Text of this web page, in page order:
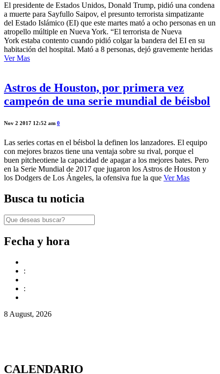
El presidente de Estados Unidos, Donald Trump, pidió una condena
a muerte para Sayfullo Saipov, el presunto terrorista simpatizante
del Estado Islámico (EI) que este martes mató a ocho personas en un
atropello múltiple en Nueva York. “El terrorista de Nueva
York estaba contento cuando pidió colgar la bandera del EI en su
habitación del hospital. Mató a 8 personas, dejó gravemente heridas
Ver Mas
Astros de Houston, por primera vez
campeón de una serie mundial de béisbol
Nov 2 2017 12:52 am 0
Las series cortas en el béisbol la definen los lanzadores. El equipo
con mejores brazos tiene una ventaja sobre su rival, porque el
buen pitcheotiene la capacidad de apagar a los mejores bates. Pero
en la Serie Mundial de 2017 que jugaron los Astros de Houston y
los Dodgers de Los Ángeles, la ofensiva fue la que Ver Mas
Busca tu noticia
Fecha y hora
:
:
8 August, 2026
CALENDARIO